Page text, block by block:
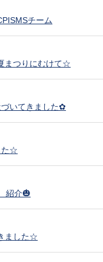
チーム
まつりにむけて☆
いてきました✿
た☆
紹介🎃
ました☆